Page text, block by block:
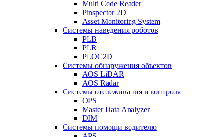
Multi Code Reader
Pinspector 2D
Asset Monitoring System
Системы наведения роботов
PLB
PLR
PLOC2D
Системы обнаружения объектов
AOS LiDAR
AOS Radar
Системы отслеживания и контроля
OPS
Master Data Analyzer
DIM
Системы помощи водителю